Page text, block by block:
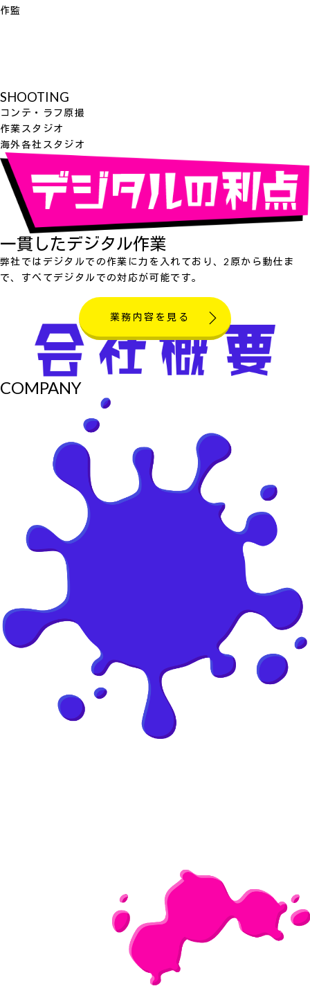
作監
SHOOTING
コンテ・ラフ原撮
作業スタジオ
海外各社スタジオ
一貫したデジタル作業
弊社ではデジタルでの作業に力を入れており、2原から動仕ま
で、すべてデジタルでの対応が可能です。
業務内容を見る
COMPANY